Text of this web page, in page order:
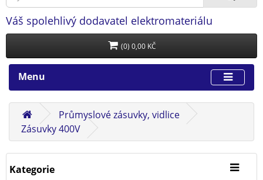
Váš spolehlivý dodavatel elektromateriálu
(0) 0,00 KČ
Menu
Průmyslové zásuvky, vidlice
Zásuvky 400V
Kategorie